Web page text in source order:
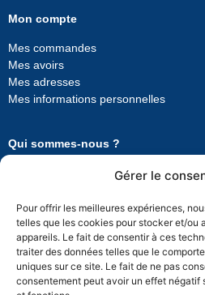
Gérer le
Pour offrir les meilleures expériences,
telles que les cookies pour stocker et/ou
appareils. Le fait de consentir à ces
traiter des données telles que le
uniques sur ce site. Le fait de ne pas
consentement peut avoir un effet négatif
Mon compte
Mes commandes
Mes avoirs
Mes adresses
Mes informations personnelles
Qui sommes-nous ?
Contactez-nous
Ouest Sols Matériels
8 bis Rue Jean Mermoz
44980 Sainte-Luce-sur-Loire